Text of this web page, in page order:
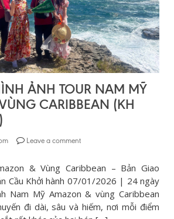
ẢNH TOUR NAM MỸ
CARIBBEAN (KH
Leave a comment
& Vùng Caribbean – Bản Giao
Cầu Khởi hành 07/01/2026 | 24 ngày
Nam Mỹ Amazon & vùng Caribbean
đi dài, sâu và hiếm, nơi mỗi điểm